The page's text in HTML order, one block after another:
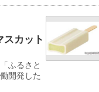
カット
ふるさと
開発した